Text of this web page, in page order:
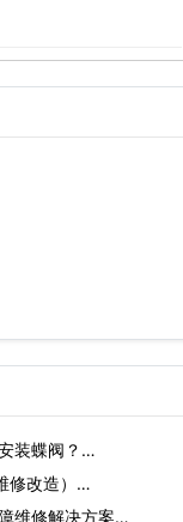
装蝶阀？…
修改造）…
维修解决方案…